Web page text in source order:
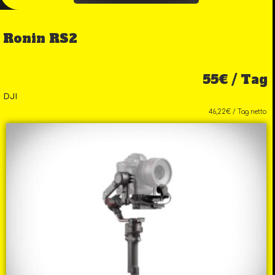
Ronin RS2
55€ / Tag
DJI
46,22€ / Tag netto